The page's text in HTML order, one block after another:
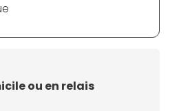
ou en relais